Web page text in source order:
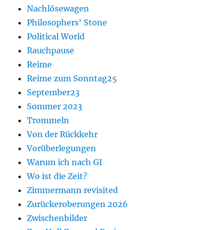
Nachlösewagen
Philosophers' Stone
Political World
Rauchpause
Reime
Reime zum Sonntag25
September23
Sommer 2023
Trommeln
Von der Rückkehr
Vorüberlegungen
Warum ich nach GI
Wo ist die Zeit?
Zimmermann revisited
Zurückeroberungen 2026
Zwischenbilder